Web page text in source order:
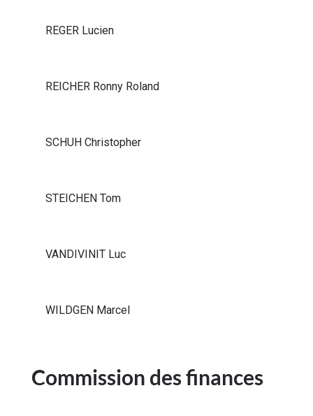
REGER Lucien
REICHER Ronny Roland
SCHUH Christopher
STEICHEN Tom
VANDIVINIT Luc
WILDGEN Marcel
Commission des finances